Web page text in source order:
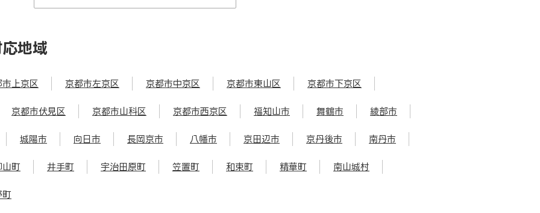
地域
市上京区 京都市左京区 京都市中京区 京都市東山区 京都市下京区
京都市伏見区 京都市山科区 京都市西京区 福知山市 舞鶴市 綾部市
城陽市 向日市 長岡京市 八幡市 京田辺市 京丹後市 南丹市
山町 井手町 宇治田原町 笠置町 和束町 精華町 南山城村
町